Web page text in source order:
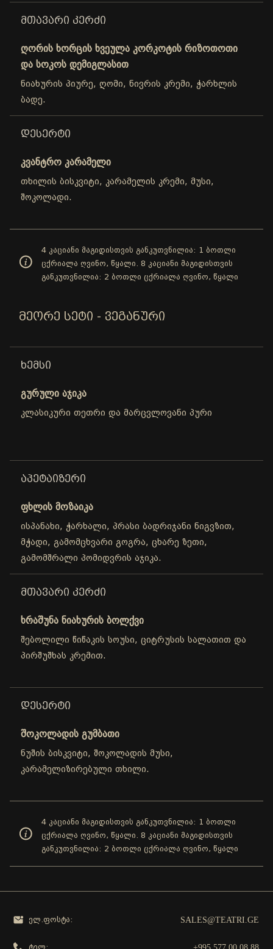
ᲛᲗᲐᲕᲐᲠᲘ ᲙᲔᲠᲫᲘ
ღორის ხორცის ხვეულა კორკოტის რიზოთოთი
და სოკოს დემიგლასით
ნიახურის პიურე, ღომი, ნივრის კრემი, ჭარხლის
ბადე.
ᲓᲔᲡᲔᲠᲢᲘ
კვანტრო კარამელი
თხილის ბისკვიტი, კარამელის კრემი, მუსი,
შოკოლადი.
4 კაციანი მაგიდისთვის განკუთვნილია: 1 ბოთლი
ცქრიალა ღვინო, წყალი. 8 კაციანი მაგიდისთვის
განკუთვნილია: 2 ბოთლი ცქრიალა ღვინო, წყალი
ᲛᲔᲝᲠᲔ ᲡᲔᲢᲘ - ᲕᲔᲒᲐᲜᲣᲠᲘ
ᲮᲔᲛᲡᲘ
გურული აჯიკა
კლასიკური თეთრი და მარცვლოვანი პური
ᲐᲞᲔᲢᲐᲘᲖᲔᲠᲘ
ფხლის მოზაიკა
ისპანახი, ჭარხალი, პრასი ბადრიჯანი ნიგვზით,
მჭადი, გამომცხვარი გოგრა, ცხარე ზეთი,
გამომშრალი პომიდვრის აჯიკა.
ᲛᲗᲐᲕᲐᲠᲘ ᲙᲔᲠᲫᲘ
ხრაშუნა ნიახურის ბოლქვი
შებოლილი წიწაკის სოუსი, ციტრუსის სალათით და
პირშუშხას კრემით.
ᲓᲔᲡᲔᲠᲢᲘ
შოკოლადის გუმბათი
ნუშის ბისკვიტი, შოკოლადის მუსი,
კარამელიზირებული თხილი.
4 კაციანი მაგიდისთვის განკუთვნილია: 1 ბოთლი
ცქრიალა ღვინო, წყალი. 8 კაციანი მაგიდისთვის
განკუთვნილია: 2 ბოთლი ცქრიალა ღვინო, წყალი
ელ.ფოსტა: SALES@TEATRI.GE